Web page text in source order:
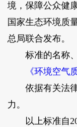
境，保障公众健
国家生态环境质
总局联合发布。
标准的名称、
《环境空气
依据有关法律
力。
以上标准自